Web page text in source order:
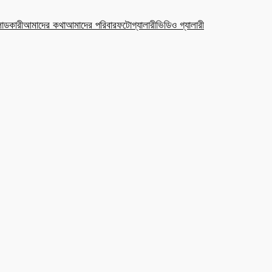
আমাদের কথাআমাদের পরিবারফটোগ্যালারীভিডিও গ্যালারী